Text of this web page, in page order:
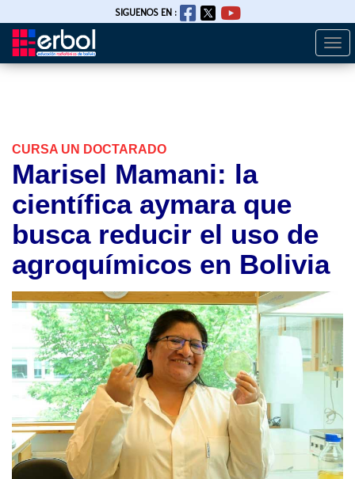
Pasar
SIGUENOS EN :
CURSA UN DOCTARADO
Marisel Mamani: la
científica aymara que
busca reducir el uso de
agroquímicos en Bolivia